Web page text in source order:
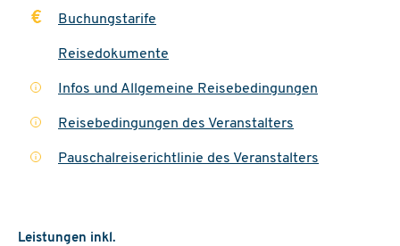
Buchungstarife
Reisedokumente
i Infos und Allgemeine Reisebedingungen
i Reisebedingungen des Veranstalters
i Pauschalreiserichtlinie des Veranstalters
Leistungen inkl.